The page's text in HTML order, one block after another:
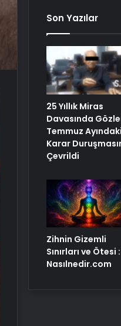
Son Yazılar
25 Yıllık Miras
Davasında
Temmuz Ayındaki
Karar
Çevrildi
Zihnin Gizemli
Sınırları ve Ötesi :
Nasılnedir.com